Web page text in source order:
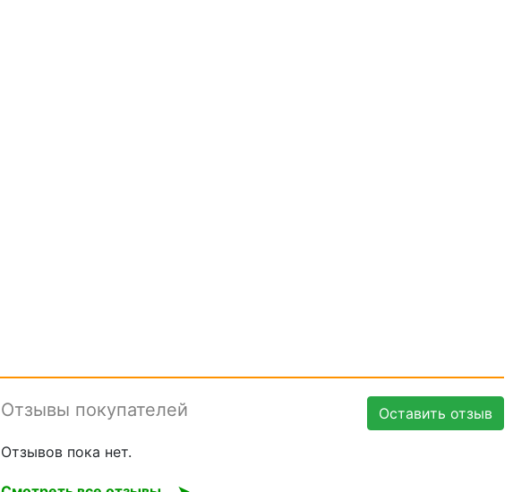
Оставить отзыв
Отзывы покупателей
Отзывов пока нет.